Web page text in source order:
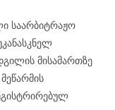
საარბიტრაჟო
მისამართზე